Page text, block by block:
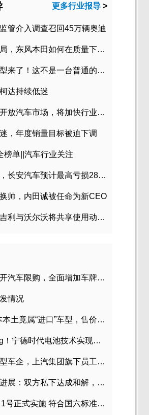
更多行业报导 >
管介入调查召回45万辆奥迪
加速新能源产品布局，东风本田如何在质量下转型？
本田的首款插混车型来了！这不是一台普通的CR-V
达持续低迷
工信部明确进一步开放汽车市场，将加快行业兼并重组
，年度销量目标被迫下调
榜单||汽车行业关注
销量下滑业绩恶化，长安汽车预计最高亏损28亿元
帅，内田诚被任命为新CEO
合并发动机业务，吉利与沃尔沃将共享使用动力总成
重磅！发改委拟放开汽车限购，全面增加车牌指标
情况
雷克萨斯LM在日本本土竟属“进口”车型，售价2580万日元
能量密度304Wh/kg！宁德时代电池技术实现突破
首个宣布降薪的大型车企，上汽集团旗下员工降薪文件曝光
奔驰漏油事件最新进展：双方私下达成和解，工商已介入调查
“国六排放标准”7月1号正式实施 符合国六标准车型目录一览